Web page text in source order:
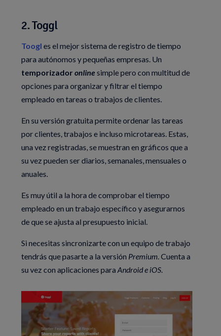
2. Toggl
Toogl es el mejor sistema de registro de tiempo
para autónomos y pequeñas empresas. Un
temporizadoronlinesimple pero con multitud de
opciones para organizar y filtrar el tiempo
empleado en tareas o trabajos de clientes.
En su versión gratuita permite ordenar las tareas
por clientes, trabajos e incluso microtareas. Estas,
una vez registradas, se muestran en gráficos que a
su vez pueden ser diarios, semanales, mensuales o
anuales.
Es muy útil a la hora de comprobar el tiempo
empleado en un trabajo específico y asegurarnos
de que se ajusta al presupuesto inicial.
Si necesitas sincronizarte con un equipo de trabajo
tendrás que pasarte a la versión Premium. Cuenta a
su vez con aplicaciones paraAndroid e iOS.